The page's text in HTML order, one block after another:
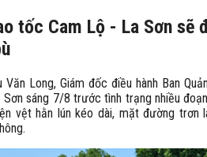
tốc Cam Lộ - La Sơn sẽ
Long, Giám đốc điều hành Ban
sáng 7/8 trước tình trạng nhiều
vệt hằn lún kéo dài, mặt đường trơn